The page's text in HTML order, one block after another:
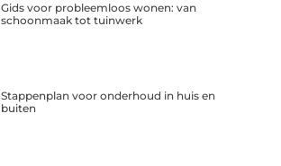
Gids voor probleemloos wonen: van
schoonmaak tot tuinwerk
Stappenplan voor onderhoud in huis en
buiten